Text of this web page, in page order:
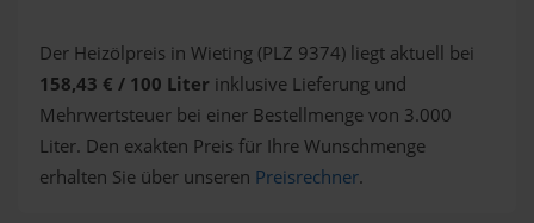
Der Heizölpreis in Wieting (PLZ 9374) liegt aktuell bei
158,43 € / 100 Liter inklusive Lieferung und
Mehrwertsteuer bei einer Bestellmenge von 3.000
Liter. Den exakten Preis für Ihre Wunschmenge
erhalten Sie über unseren Preisrechner.